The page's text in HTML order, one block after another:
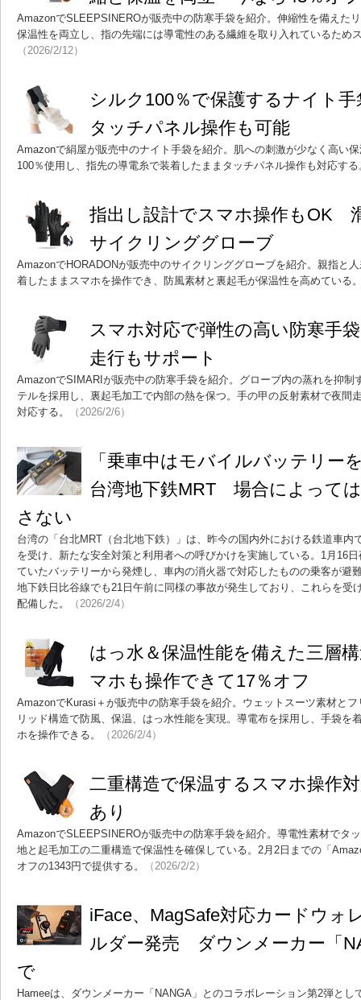
AmazonでSLEEPSINEROが販売中の防寒手袋を紹介。伸縮性を備えた
保温性を両立し、指の先端には導電性のある繊維を取り入れているため
（2026/2/12）
シルク100％で保護するナイト
タッチパネル操作も可能
Amazonで絹屋が販売中のナイト手袋を紹介。肌への刺激が少なく高い
100％使用し、指先の導電糸で装着したままタッチパネル操作も対応す
指出し設計でスマホ操作もOK
サイクリンググローブ
AmazonでHORADONが販売中のサイクリンググローブを紹介。親指と
着したままスマホを操作でき、防風素材と裏起毛が保温性を高めている
スマホ対応で弾性の高い防寒手
走行もサポート
AmazonでSIMARIが販売中の防寒手袋を紹介。グローブ内の蒸れを抑制
テルを採用し、裏起毛加工で内部の熱を保つ。手の甲の反射素材で夜間
対応する。
（2026/2/6）
「乗車中はモバイルバッテリー
台湾地下鉄MRT 場合によって
さない
台湾の「台北MRT（台北地下鉄）」は、昨今の国内外における鉄道車内
を受け、新たな安全対策と利用者への呼びかけを実施している。1月16
ていたバッテリーから発煙し、車内の消火器で対応したものの乗客が避
地下鉄日比谷線でも21日午前に同様の事故が発生しており、これらを受
配備した。
（2026/2/4）
はっ水＆保温性能を備えた三層
マホも操作できて17％オフ
AmazonでKurasi＋が販売中の防寒手袋を紹介。ウェットスーツ素材と
リッド構造で防風、保温、はっ水性能を実現。導電布を採用し、手袋を
ホを操作できる。
（2026/2/4）
二重構造で保温するスマホ操作
あり
AmazonでSLEEPSINEROが販売中の防寒手袋を紹介。導電性素材でタ
地と起毛加工の二重構造で保温性を確保している。2月2日までの「
オフの1343円で提供する。
（2026/2/2）
iFace、MagSafe対応カードウォ
ルダー発売 ダウンメーカー「
で
Hameeは、ダウンメーカー「NANGA」とのコラボレーション第2弾とし